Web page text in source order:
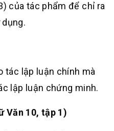
của tác phẩm để chỉ ra
tác lập luận chính mà
lập luận chứng minh.
Văn 10, tập 1)